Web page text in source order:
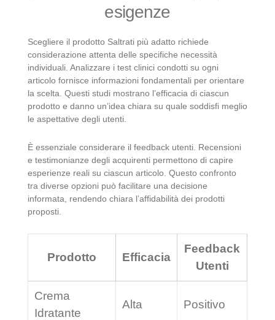
esigenze
Scegliere il prodotto Saltrati più adatto richiede
considerazione attenta delle specifiche necessità
individuali. Analizzare i test clinici condotti su ogni
articolo fornisce informazioni fondamentali per orientare
la scelta. Questi studi mostrano l’efficacia di ciascun
prodotto e danno un’idea chiara su quale soddisfi meglio
le aspettative degli utenti.
È essenziale considerare il feedback utenti. Recensioni
e testimonianze degli acquirenti permettono di capire
esperienze reali su ciascun articolo. Questo confronto
tra diverse opzioni può facilitare una decisione
informata, rendendo chiara l’affidabilità dei prodotti
proposti.
Prodotto Efficacia
Feedback
Utenti
Crema
Idratante
Alta Positivo